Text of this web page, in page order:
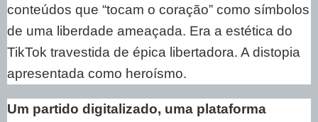
conteúdos que “tocam o coração” como símbolos
de uma liberdade ameaçada. Era a estética do
TikTok travestida de épica libertadora. A distopia
apresentada como heroísmo.
Um partido digitalizado, uma plataforma